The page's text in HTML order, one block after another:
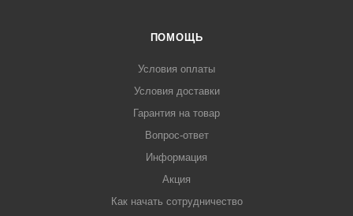
ПОМОЩЬ
Условия оплаты
Условия доставки
Гарантия на товар
Вопрос-ответ
Информация
Акция
Как начать сотрудничество